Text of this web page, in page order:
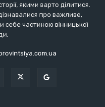
якими варто ділитися.
про важливе,
себе частиною вінницької